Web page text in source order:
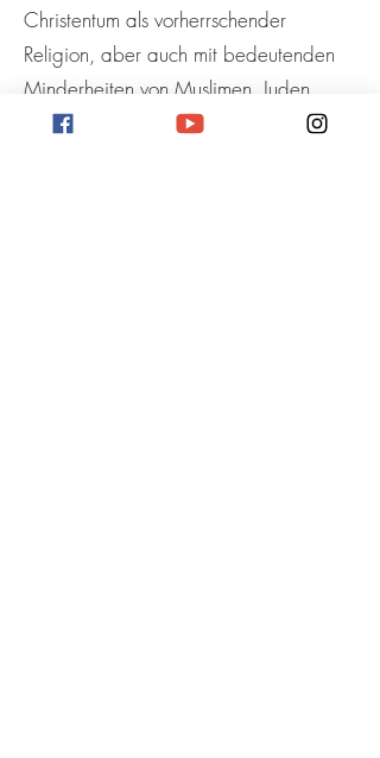
Christentum als vorherrschender
Religion, aber auch mit bedeutenden
Minderheiten von Muslimen, Juden,
Hindus, Buddhisten und anderen.